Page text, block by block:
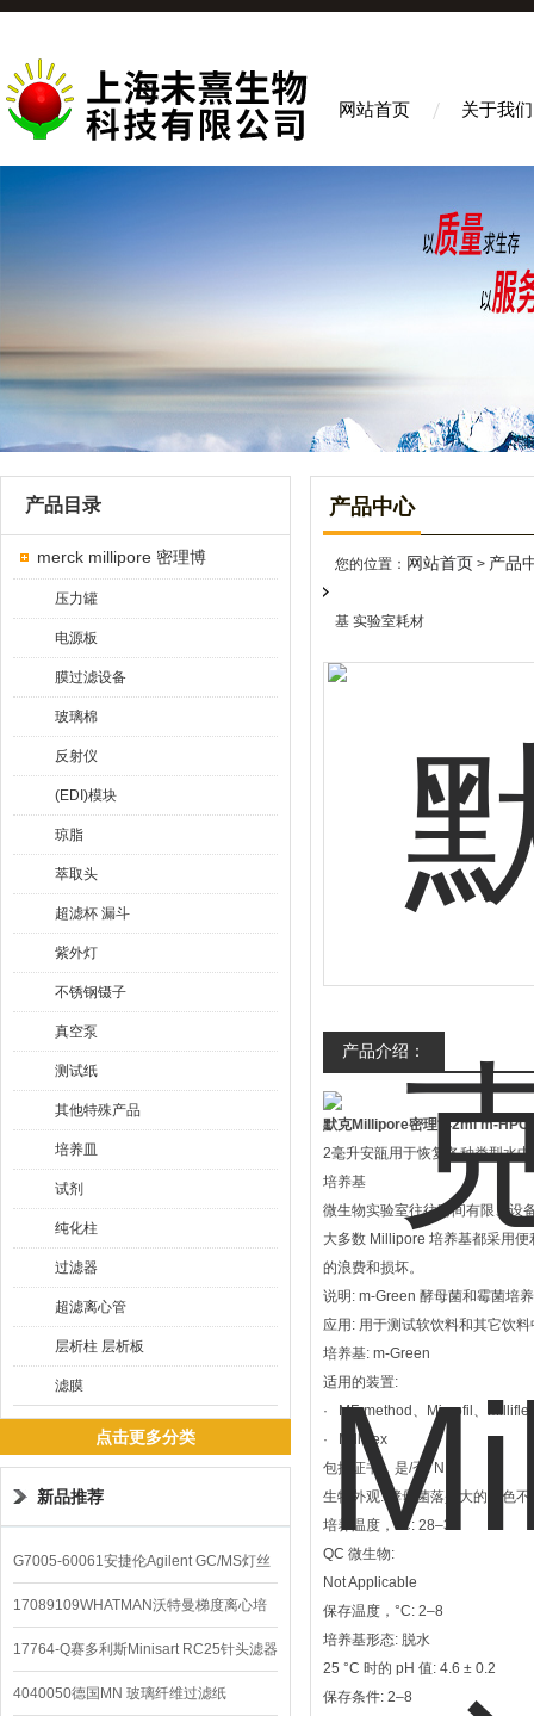
网站首页 关于我们
产品目录
merck millipore 密理博
压力罐
电源板
膜过滤设备
玻璃棉
反射仪
(EDI)模块
琼脂
萃取头
超滤杯 漏斗
紫外灯
不锈钢镊子
真空泵
测试纸
其他特殊产品
培养皿
试剂
纯化柱
过滤器
超滤离心管
层析柱 层析板
滤膜
点击更多分类
新品推荐
G7005-60061安捷伦Agilent GC/MS灯丝
配件
17089109WHATMAN沃特曼梯度离心培
养基
17764-Q赛多利斯Minisart RC25针头滤器
4040050德国MN 玻璃纤维过滤纸
产品中心
您的位置： 网站首页 > 产品
基 实验室耗材
产品介绍：
默克Millipore密理博2ml m-HPC
2毫升安瓿用于恢复各种类型水
培养基
微生物实验室往往时间有限、设
大多数 Millipore 培养基都采用
的浪费和损坏。
说明: m-Green 酵母菌和霉菌培
应用: 用于测试软饮料和其它饮
培养基: m-Green
适用的装置:
· MF-method、Microfil、
· Milliflex
包括证书，是/否: N
生物外观: 酵母菌落是大的绿色
培养温度，°C: 28–32
QC 微生物:
Not Applicable
保存温度，°C: 2–8
培养基形态: 脱水
25 °C 时的 pH 值: 4.6 ± 0.2
保存条件: 2–8